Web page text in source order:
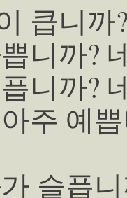
큽니
니까?
니까?
주 예
슬픕